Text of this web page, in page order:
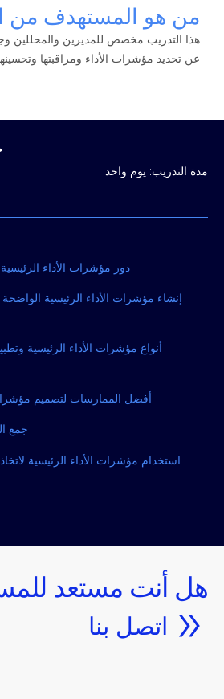
من هو المستهدف من
هذا التدريب مخصص للمديرين والمحللين
عن تحديد مؤشرات الأداء ومراقبتها
مدة التدريب: يوم واحد
دور مؤشرات الأداء
إنشاء مؤشرات الأداء الرئيسية
أنواع مؤشرات الأداء الرئيسية
أفضل الممارسات لتصميم مؤشرات
جمع
استخدام مؤشرات الأداء الرئيسية
هل أنت مستعد
اتصل بنا